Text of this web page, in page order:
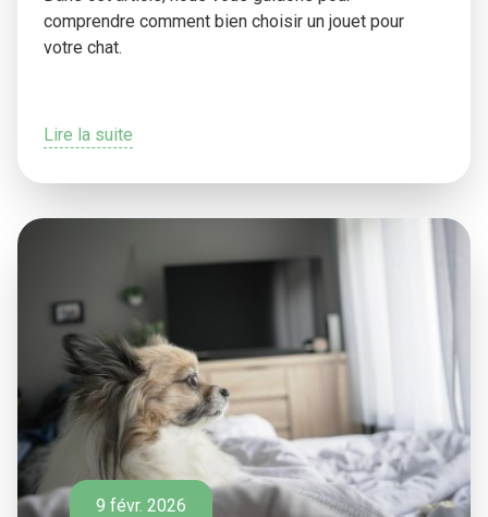
comprendre comment bien choisir un jouet pour
votre chat.
Lire la suite
9 févr. 2026